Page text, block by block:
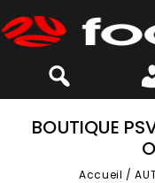
BOUTIQUE
Accueil /